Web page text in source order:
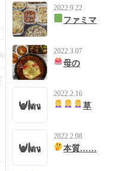
2022.9.22
ファミマ
2022.3.07
母の
2022.2.16
草
2022.2.08
本質……